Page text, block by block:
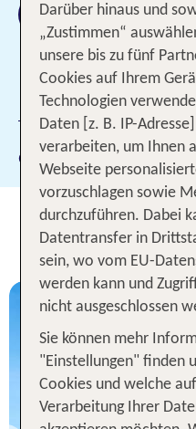
1 Filter hinzugefügt
Gewählte Filter:
Unsere TOP
Woche
Darüber hinaus und
„Zustimmen“
unsere bis zu fünf
Cookies auf Ihrem
Technologien
Daten [z. B. IP-
verarbeiten, um Ihnen
Webseite
vorzuschlagen sowie
durchzuführen. Dabei
Datentransfer in
sein, wo vom EU-
werden kann und
nicht ausgeschlossen
Sie können mehr
"Einstellungen" finden
Cookies und welche
Verarbeitung Ihrer